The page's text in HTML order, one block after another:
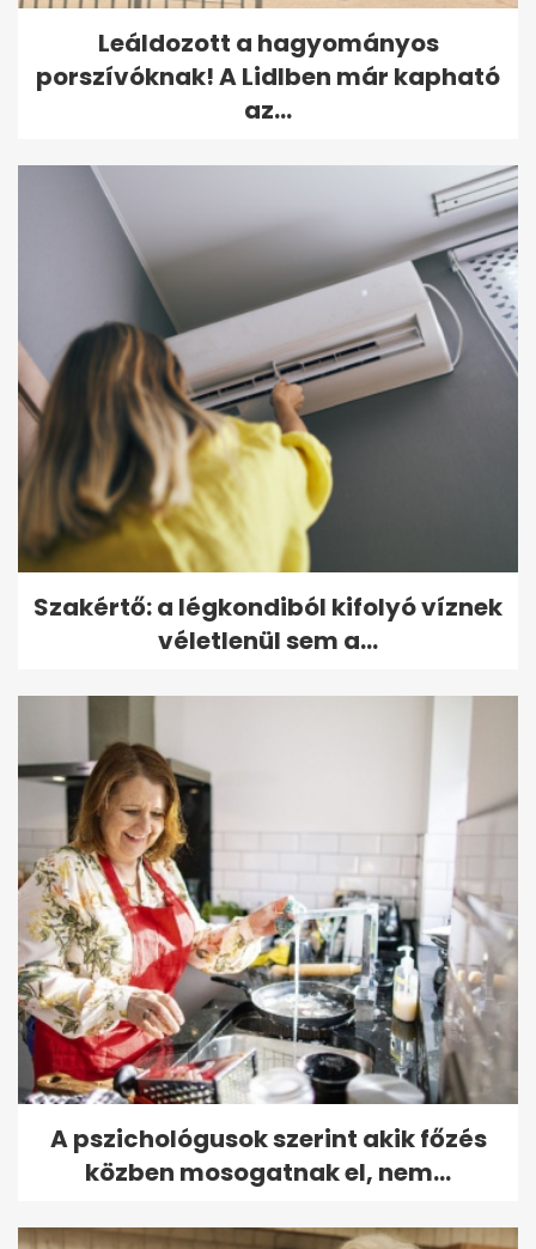
Leáldozott a hagyományos
porszívóknak! A Lidlben már kapható
az...
Szakértő: a légkondiból kifolyó víznek
véletlenül sem a...
A pszichológusok szerint akik főzés
közben mosogatnak el, nem...